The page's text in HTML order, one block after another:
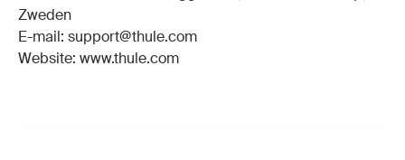
Zweden
E-mail: support@thule.com
Website: www.thule.com